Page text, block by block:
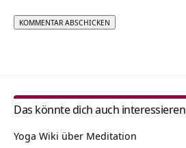
Das könnte dich auch interessieren
Yoga Wiki über Meditation